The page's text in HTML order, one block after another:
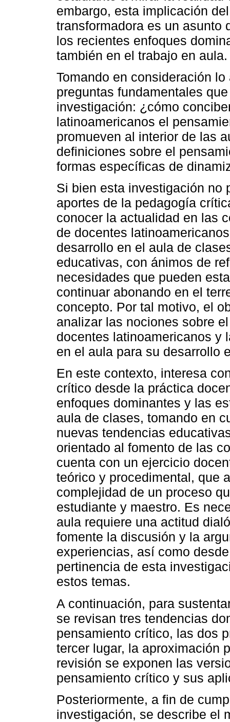
embargo, esta implicación
transformadora es un asunto
los recientes enfoques
también en el trabajo en aula.
Tomando en consideración
preguntas fundamentales
investigación: ¿cómo
latinoamericanos el
promueven al interior de las
definiciones sobre el
formas específicas de
Si bien esta investigación no
aportes de la pedagogía
conocer la actualidad en las
de docentes
desarrollo en el aula de
educativas, con ánimos de
necesidades que pueden
continuar abonando en el
concepto. Por tal motivo, el
analizar las nociones sobre
docentes latinoamericanos y
en el aula para su desarrollo
En este contexto, interesa
crítico desde la práctica
enfoques dominantes y las
aula de clases, tomando en
nuevas tendencias
orientado al fomento de las
cuenta con un ejercicio
teórico y procedimental, que
complejidad de un proceso
estudiante y maestro. Es
aula requiere una actitud
fomente la discusión y la
experiencias, así como
pertinencia de esta
estos temas.
A continuación, para
se revisan tres tendencias
pensamiento crítico, las dos
tercer lugar, la aproximación
revisión se exponen las
pensamiento crítico y sus
Posteriormente, a fin de
investigación, se describe el